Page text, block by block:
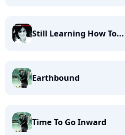
Still Learning How To...
Earthbound
Time To Go Inward